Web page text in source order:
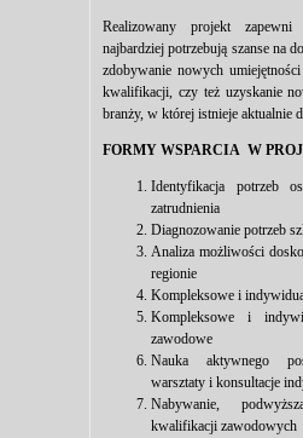
Realizowany projekt
najbardziej potrzebują szanse na
zdobywanie nowych
kwalifikacji, czy też uzyskanie
branży, w której istnieje aktualnie
FORMY WSPARCIA W
Identyfikacja potrzeb
zatrudnienia
Diagnozowanie potrzeb
Analiza możliwości
regionie
Kompleksowe i
Kompleksowe i
zawodowe
Nauka aktywnego
warsztaty i konsultacje
Nabywanie,
kwalifikacji zawodowych